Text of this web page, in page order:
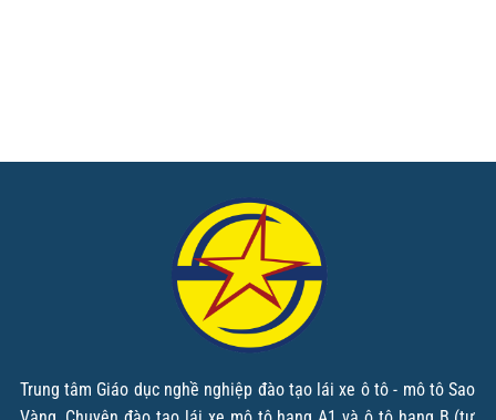
Trung tâm Giáo dục nghề nghiệp đào tạo lái xe ô tô - mô tô Sao